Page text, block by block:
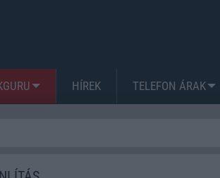
HÍREK TELEFON ÁRAK